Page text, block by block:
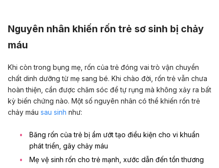
Nguyên nhân khiến rốn trẻ sơ sinh bị chảy
máu
Khi còn trong bụng mẹ, rốn của trẻ đóng vai trò vận chuyển
chất dinh dưỡng từ mẹ sang bé. Khi chào đời, rốn trẻ vẫn chưa
hoàn thiện, cần được chăm sóc để tự rụng mà không xảy ra bất
kỳ biến chứng nào. Một số nguyên nhân có thể khiến rốn trẻ
chảy máu sau sinh như:
Băng rốn của trẻ bị ẩm ướt tạo điều kiện cho vi khuẩn
phát triển, gây chảy máu
Mẹ vệ sinh rốn cho trẻ mạnh , xước dẫn đến tổn thương